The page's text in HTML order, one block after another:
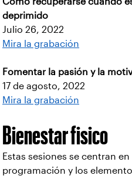
deprimido
Julio 26, 2022
Mira la grabación
Fomentar la pasión y la
17 de agosto, 2022
Mira la grabación
Bienestar fisico
Estas sesiones se centran en
programación y los